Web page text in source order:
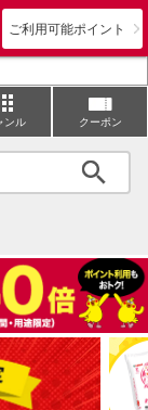
ご利用可能ポイント
ンル クーポン